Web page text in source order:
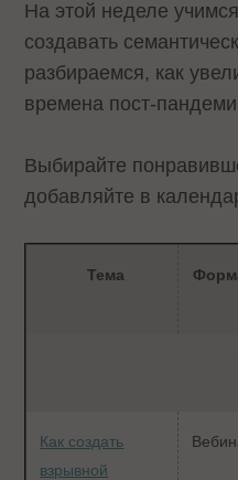
На этой неделе
создавать
разбираемся, как
времена пост-
Выбирайте
добавляйте в
Тема
Как создать
взрывной